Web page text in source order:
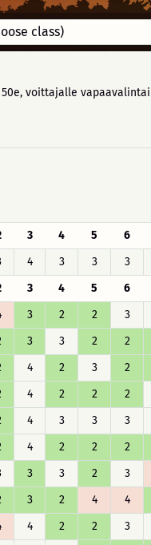
voittajalle
3 4 5 6
4 3 3 3
3 4 5 6
3 2 2 3
3 3 2 2
4 2 3 2
4 2 2 2
4 3 3 3
4 2 2 2
3 3 2 3
3 2 4 4
4 2 2 3